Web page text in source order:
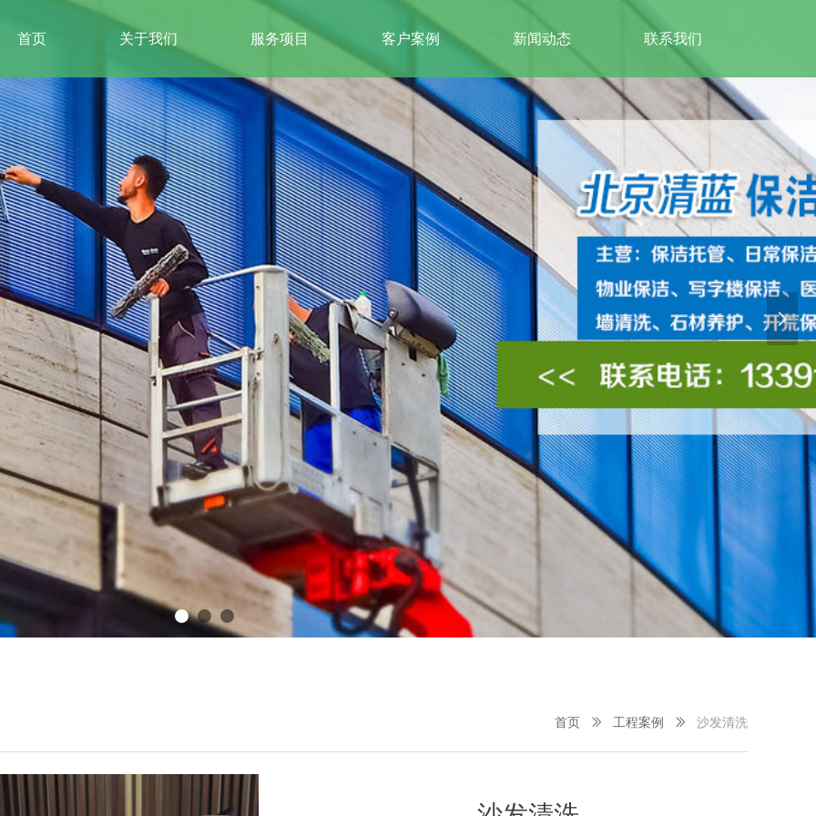
넲
首页 关于我们 服务项目 客户案例 新闻动态 联系我们
首页 ꅀ 工程案例 ꅀ 沙发清洗